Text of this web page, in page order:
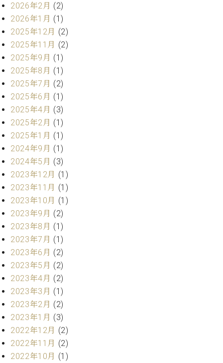
ク
セ
ス
お
問
い
わ
せ
ー
テ
ィ
ス
ト
カ
ス
タ
マ
ー
サ
ー
ス
(
調
律
)
ア
フ
2026年2月 (2)
2026年1月 (1)
2025年12月 (2)
2025年11月 (2)
2025年9月 (1)
2025年8月 (1)
2025年7月 (2)
2025年6月 (1)
2025年4月 (3)
2025年2月 (1)
2025年1月 (1)
2024年9月 (1)
2024年5月 (3)
2023年12月 (1)
2023年11月 (1)
2023年10月 (1)
2023年9月 (2)
2023年8月 (1)
2023年7月 (1)
2023年6月 (2)
2023年5月 (2)
2023年4月 (2)
2023年3月 (1)
2023年2月 (2)
2023年1月 (3)
2022年12月 (2)
2022年11月 (2)
2022年10月 (1)